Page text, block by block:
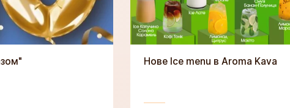
Нове Ice menu в Aroma Kava